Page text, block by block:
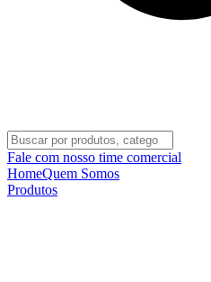
Fale com nosso time comercial
HomeQuem Somos
Produtos